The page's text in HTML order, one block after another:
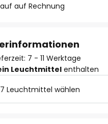
auf Rechnung
7 - 11 Werktage
Leuchtmittel enthalten
Leuchtmittel wählen